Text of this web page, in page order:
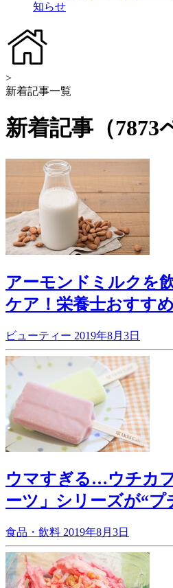
知らせ
>
新着記事一覧
新着記事（7873
アーモンドミルクを
ケア！栄養士おすす
ビューティー 2019年8月3日
ウマすぎる…ウチカ
ーツ」シリーズが“プ
食品・飲料 2019年8月3日